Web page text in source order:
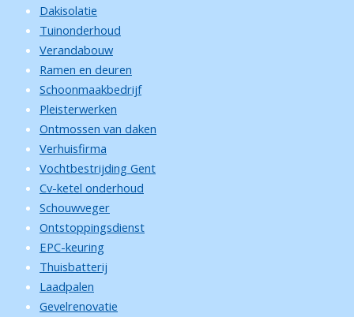
Dakisolatie
Tuinonderhoud
Verandabouw
Ramen en deuren
Schoonmaakbedrijf
Pleisterwerken
Ontmossen van daken
Verhuisfirma
Vochtbestrijding Gent
Cv-ketel onderhoud
Schouwveger
Ontstoppingsdienst
EPC-keuring
Thuisbatterij
Laadpalen
Gevelrenovatie